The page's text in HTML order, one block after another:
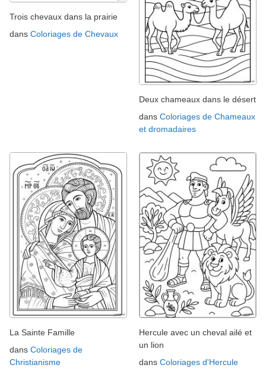
Trois chevaux dans la prairie
dans Coloriages de Chevaux
Deux chameaux dans le désert
dans Coloriages de Chameaux
et dromadaires
La Sainte Famille
dans Coloriages de
Christianisme
Hercule avec un cheval ailé et
un lion
dans Coloriages d'Hercule